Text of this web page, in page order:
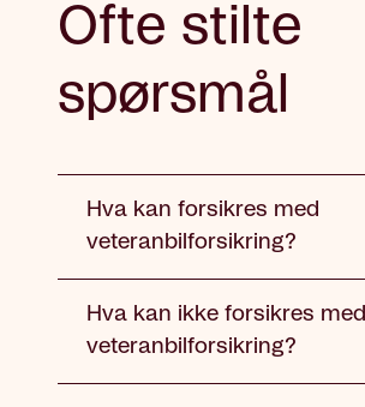
Ofte stilte
spørsmål
Hva kan forsikres med
veteranbilforsikring?
Hva kan ikke forsikres med
veteranbilforsikring?